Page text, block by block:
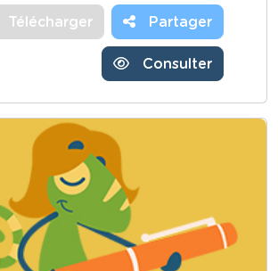
Télécharger Partager
Consulter